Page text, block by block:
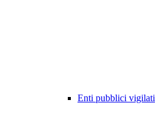
Enti pubblici vigilati